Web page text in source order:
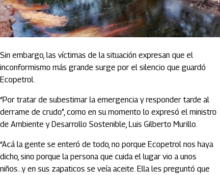
Sin embargo, las víctimas de la situación expresan que el
inconformismo más grande surge por el silencio que guardó
Ecopetrol.
“Por tratar de subestimar la emergencia y responder tarde al
derrame de crudo”, como en su momento lo expresó el ministro
de Ambiente y Desarrollo Sostenible, Luis Gilberto Murillo.
“Acá la gente se enteró de todo, no porque Ecopetrol nos haya
dicho, sino porque la persona que cuida el lugar vio a unos
niños…y en sus zapaticos se veía aceite. Ella les preguntó que